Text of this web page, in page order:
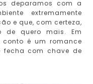
deparamos com a
extremamente
e que, com certeza,
quero mais. Em
é um romance
fecha com chave de